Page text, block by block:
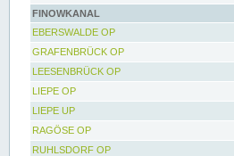
FINOWKANAL
EBERSWALDE OP
GRAFENBRÜCK OP
LEESENBRÜCK OP
LIEPE OP
LIEPE UP
RAGÖSE OP
RUHLSDORF OP